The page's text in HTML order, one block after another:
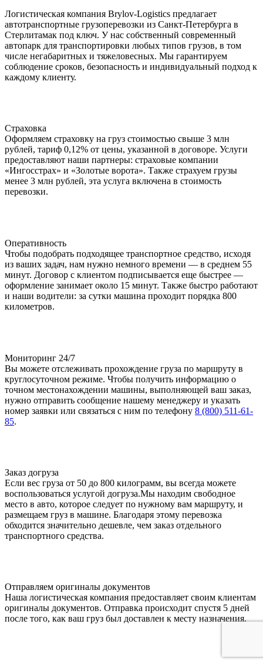
Логистическая компания Brylov-Logistics предлагает
автотранспортные грузоперевозки из Санкт-Петербурга в
Стерлитамак под ключ. У нас собственный современный
автопарк для транспортировки любых типов грузов, в том
числе негабаритных и тяжеловесных. Мы гарантируем
соблюдение сроков, безопасность и индивидуальный подход к
каждому клиенту.
Страховка
Оформляем страховку на груз стоимостью свыше 3 млн
рублей, тариф 0,12% от цены, указанной в договоре. Услуги
предоставляют наши партнеры: страховые компании
«Ингосстрах» и «Золотые ворота». Также страхуем грузы
менее 3 млн рублей, эта услуга включена в стоимость
перевозки.
Оперативность
Чтобы подобрать подходящее транспортное средство, исходя
из ваших задач, нам нужно немного времени — в среднем 55
минут. Договор с клиентом подписывается еще быстрее —
оформление занимает около 15 минут. Также быстро работают
и наши водители: за сутки машина проходит порядка 800
километров.
Мониторинг 24/7
Вы можете отслеживать прохождение груза по маршруту в
круглосуточном режиме. Чтобы получить информацию о
точном местонахождении машины, выполняющей ваш заказ,
нужно отправить сообщение нашему менеджеру и указать
номер заявки или связаться с ним по телефону 8 (800) 511-61-
85.
Заказ догруза
Если вес груза от 50 до 800 килограмм, вы всегда можете
воспользоваться услугой догруза.Мы находим свободное
место в авто, которое следует по нужному вам маршруту, и
размещаем груз в машине. Благодаря этому перевозка
обходится значительно дешевле, чем заказ отдельного
транспортного средства.
Отправляем оригиналы документов
Наша логистическая компания предоставляет своим клиентам
оригиналы документов. Отправка происходит спустя 5 дней
после того, как ваш груз был доставлен к месту назначения.